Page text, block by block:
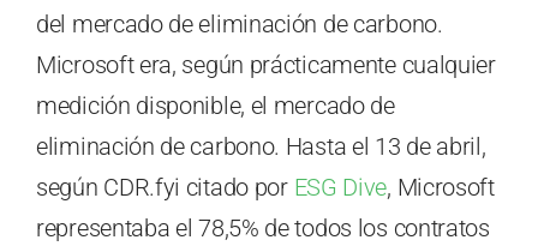
del mercado de eliminación de carbono.
Microsoft era, según prácticamente cualquier
medición disponible, el mercado de
eliminación de carbono. Hasta el 13 de abril,
según CDR.fyi citado porESG Dive, Microsoft
representaba el 78,5% de todos los contratos